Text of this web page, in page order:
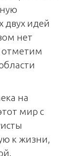
двух идей
нет
отметим
на
мир с
к жизни,